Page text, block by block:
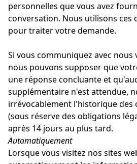
personnelles que vous avez
conversation. Nous utilisons ces
pour traiter votre demande.
Si vous communiquez avec nous
nous pouvons supposer que
une réponse concluante et
supplémentaire n'est attendue,
irrévocablement l'historique des
(sous réserve des obligations
après 14 jours au plus tard.
Automatiquement
Lorsque vous visitez nos sites